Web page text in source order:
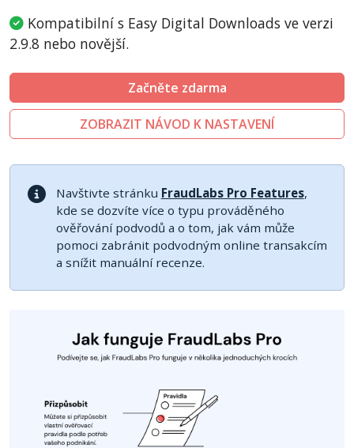
Kompatibilní s Easy Digital Downloads ve verzi
2.9.8 nebo novější.
Začněte zdarma
ZOBRAZIT NÁVOD K NASTAVENÍ
Navštivte stránku FraudLabs Pro Features,
kde se dozvíte více o typu prováděného
ověřování podvodů a o tom, jak vám může
pomoci zabránit podvodným online transakcím
a snížit manuální recenze.